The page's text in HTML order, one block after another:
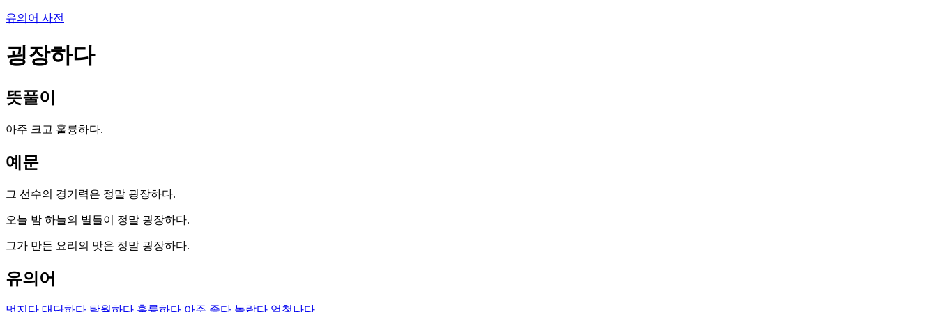
유의어 사전
굉장하다
뜻풀이
아주 크고 훌륭하다.
예문
그 선수의 경기력은 정말 굉장하다.
오늘 밤 하늘의 별들이 정말 굉장하다.
그가 만든 요리의 맛은 정말 굉장하다.
유의어